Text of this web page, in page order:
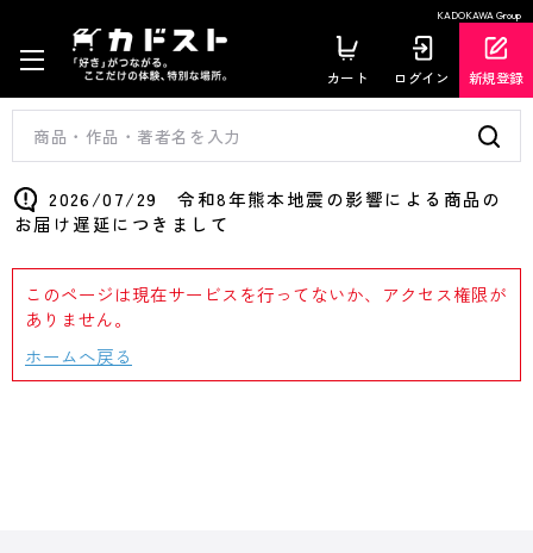
KADOKAWA Group
カート ログイン 新規登録
2026/07/29 令和8年熊本地震の影響による商品の
お届け遅延につきまして
このページは現在サービスを行ってないか、アクセス権限が
ありません。
ホームへ戻る